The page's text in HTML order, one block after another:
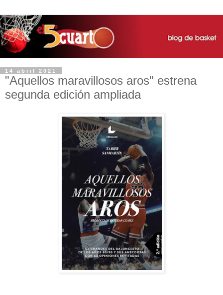
14 abril 2021
"Aquellos maravillosos aros" estrena
segunda edición ampliada